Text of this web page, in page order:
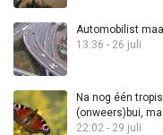
Automobilist
13:36 - 26 juli
Na nog één
(onweers)bui,
22:02 - 29 juli